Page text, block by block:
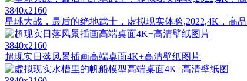
3840x2160
星球大战，最后的绝地武士，虚拟现实体验,2022,4K，高品
3840x2160
超现实日落风景插画高端桌面4K+高清壁纸图片